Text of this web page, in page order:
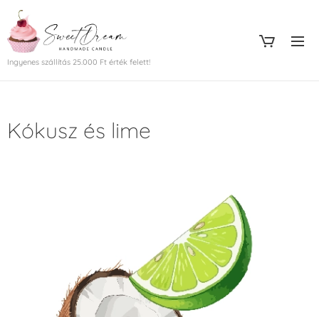
Ingyenes szállítás 25.000 Ft érték felett!
Kókusz és lime